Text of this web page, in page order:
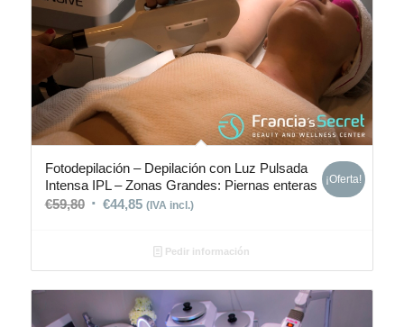
Fotodepilación – Depilación con Luz Pulsada
Intensa IPL – Zonas Grandes: Piernas enteras
€59,80 €44,85 (IVA incl.)
¡Oferta!
Pedir información